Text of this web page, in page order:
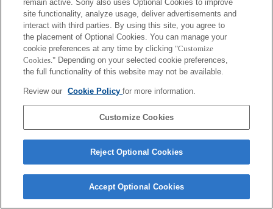
プレスリリース
ご利用条件
環境情報
remain active. Sony also uses Optional Cookies to improve
site functionality, analyze usage, deliver advertisements and
interact with third parties. By using this site, you agree to
the placement of Optional Cookies. You can manage your
cookie preferences at any time by clicking "Customize
Cookies." Depending on your selected cookie preferences,
the full functionality of this website may not be available.
Review our Cookie Policyfor more information.
Customize Cookies
Reject Optional Cookies
Accept Optional Cookies